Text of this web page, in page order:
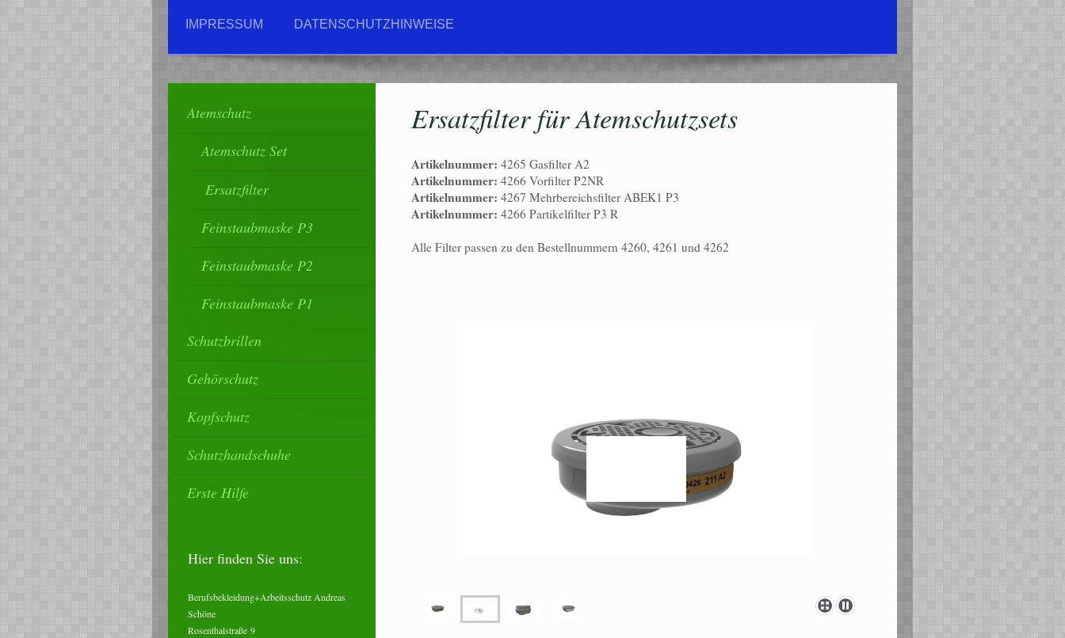
IMPRESSUM DATENSCHUTZHINWEISE
Ersatzfilter für Atemschutzsets
Artikelnummer: 4265 Gasfilter A2
Artikelnummer: 4266 Vorfilter P2NR
Artikelnummer: 4267 Mehrbereichsfilter ABEK1 P3
Artikelnummer: 4266 Partikelfilter P3 R
Alle Filter passen zu den Bestellnummern 4260, 4261 und 4262
Atemschutz
Atemschutz Set
Ersatzfilter
Feinstaubmaske P3
Feinstaubmaske P2
Feinstaubmaske P1
Schutzbrillen
Gehörschutz
Kopfschutz
Schutzhandschuhe
Erste Hilfe
Hier finden Sie uns:
Berufsbekleidung+Arbeitsschutz Andreas
Schöne
Rosenthalstraße 9